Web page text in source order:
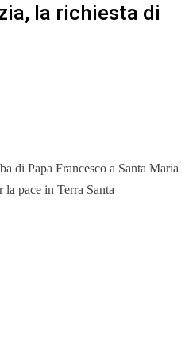
la richiesta di
di Papa Francesco a Santa Maria
pace in Terra Santa